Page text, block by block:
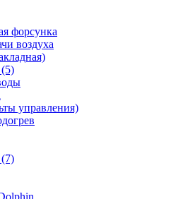
форсунка
воздуха
управления)